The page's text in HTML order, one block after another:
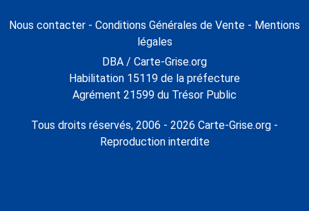
Nous contacter - Conditions Générales de Vente - Mentions
légales
DBA / Carte-Grise.org
Habilitation 15119 de la préfecture
Agrément 21599 du Trésor Public
Tous droits réservés, 2006 - 2026 Carte-Grise.org -
Reproduction interdite